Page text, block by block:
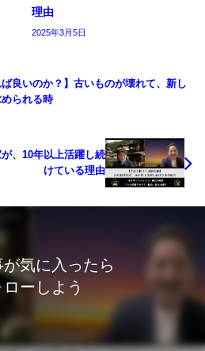
理由
2025年3月5日
ば良いのか？】古いものが壊れて、新し
られる時
、10年以上活躍し続
けている理由
が気に入ったら
ローしよう